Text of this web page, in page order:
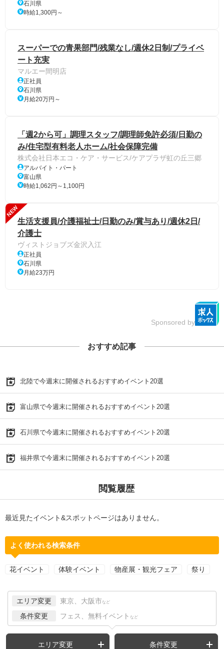
石川県
時給1,300円～
スーパーでの青果部門/残業なし/週休2日制/プライベ
ート充実
マルエー間明店
正社員
石川県
月給20万円～
「週2から可」調理スタッフ/調理師免許必須/日勤の
み/住宅型有料老人ホーム/社会保障完備
株式会社日本エコ・ケア・サービス/ケアプラザ虹の丘三郷
アルバイト・パート
富山県
時給1,062円～1,100円
NEW
生活支援員/介護福祉士/日勤のみ/賞与あり/週休2日/
介護士
ヴィストジョブズ金沢入江
正社員
石川県
月給23万円
Sponsored by
おすすめ記事
北陸で今週末に開催されるおすすめイベント20選
富山県で今週末に開催されるおすすめイベント20選
石川県で今週末に開催されるおすすめイベント20選
福井県で今週末に開催されるおすすめイベント20選
閲覧履歴
最近見たイベント&スポットページはありません。
よく使われる検索条件
花イベント 体験イベント 物産展・観光フェア 祭り
エリア変更 東京、大阪市 など
条件変更 フェス、無料イベント など
エリア変更 条件変更